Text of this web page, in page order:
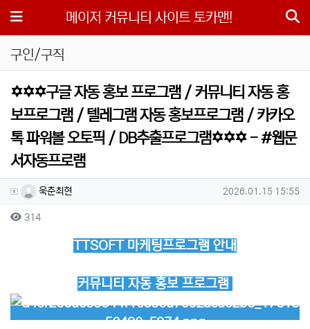
메뉴 메이저 커뮤니티 사이트 토카맨!
구인/구직
✡️✡️✡️구글 자동 홍보 프로그램 / 커뮤니티 자동 홍
보프로그램 / 텔레그램 자동 홍보프로그램 / 카카오
톡 파워볼 오토픽 / DB추출프로그램✡️✡️✡️ - #웹문
서자동프로램
작성자 정보
욱춘최현 작성일
2026.01.15 15:55
컨텐츠 정보
314조회
TTSOFT 마케팅프로그램 안내
커뮤니티 자동 홍보 프로그램